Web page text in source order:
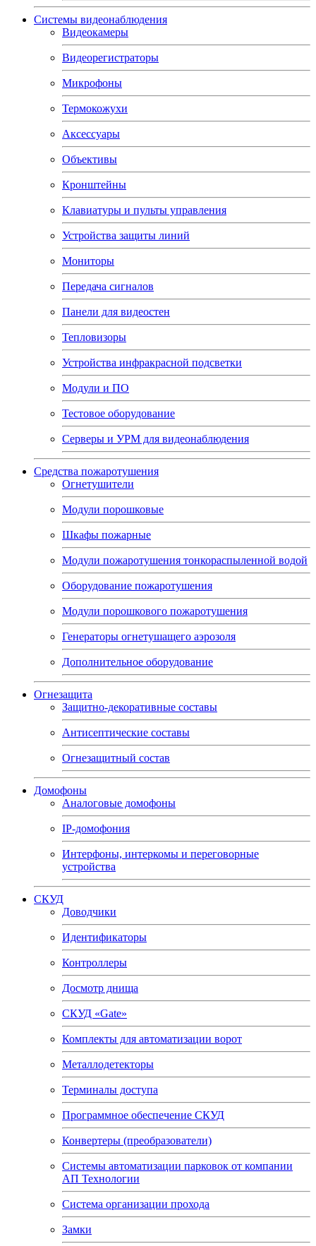
Системы видеонаблюдения
Видеокамеры
Видеорегистраторы
Микрофоны
Термокожухи
Аксессуары
Объективы
Кронштейны
Клавиатуры и пульты управления
Устройства защиты линий
Мониторы
Передача сигналов
Панели для видеостен
Тепловизоры
Устройства инфракрасной подсветки
Модули и ПО
Тестовое оборудование
Серверы и УРМ для видеонаблюдения
Средства пожаротушения
Огнетушители
Модули порошковые
Шкафы пожарные
Модули пожаротушения тонкораспыленной водой
Оборудование пожаротушения
Модули порошкового пожаротушения
Генераторы огнетушащего аэрозоля
Дополнительное оборудование
Огнезащита
Защитно-декоративные составы
Антисептические составы
Огнезащитный состав
Домофоны
Аналоговые домофоны
IP-домофония
Интерфоны, интеркомы и переговорные
устройства
СКУД
Доводчики
Идентификаторы
Контроллеры
Досмотр днища
СКУД «Gate»
Комплекты для автоматизации ворот
Металлодетекторы
Терминалы доступа
Программное обеспечение СКУД
Конвертеры (преобразователи)
Системы автоматизации парковок от компании
АП Технологии
Система организации прохода
Замки